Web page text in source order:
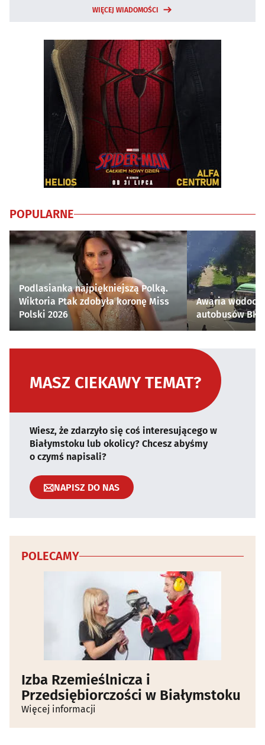
WIĘCEJ WIADOMOŚCI
POPULARNE
Podlasianka najpiękniejszą Polką.
Wiktoria Ptak zdobyła koronę Miss
Polski 2026
Awaria
autobusów
MASZ CIEKAWY TEMAT?
Wiesz, że zdarzyło się coś interesującego w
Białymstoku lub okolicy? Chcesz abyśmy
o czymś napisali?
NAPISZ DO NAS
POLECAMY
Izba Rzemieślnicza i
Przedsiębiorczości w Białymstoku
Więcej informacji